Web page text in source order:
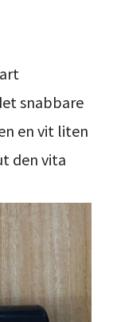
snabbare
en vit liten
den vita